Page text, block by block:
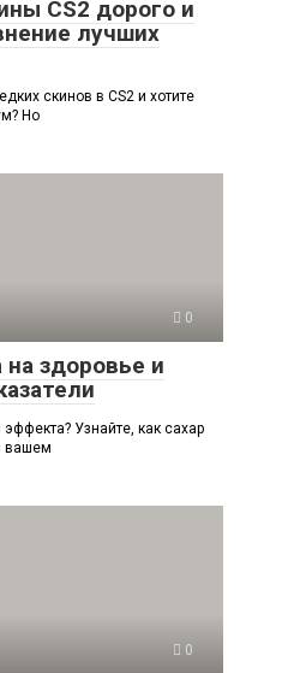
CS2 дорого и
лучших
скинов в CS2 и хотите
Но
0
на здоровье и
Узнайте, как сахар
вашем
0